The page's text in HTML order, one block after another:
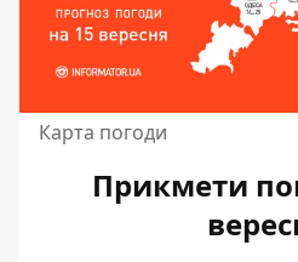
Карта погоди
Прикмети